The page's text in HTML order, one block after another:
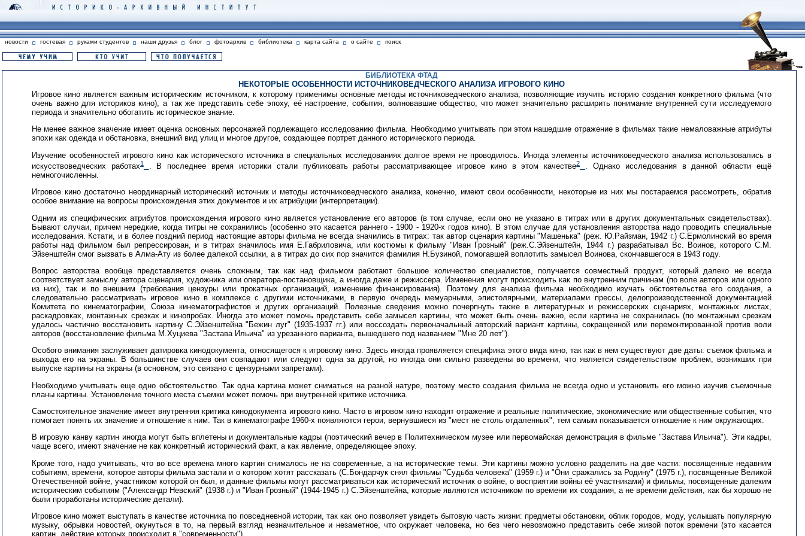
новости гостевая руками студентов наши друзья блог фотоархив библиотека карта сайта о сайте поиск
БИБЛИОТЕКА ФТАД
НЕКОТОРЫЕ ОСОБЕННОСТИ ИСТОЧНИКОВЕДЧЕСКОГО АНАЛИЗА ИГРОВОГО КИНО
Игровое кино является важным историческим источником, к которому применимы основные методы источниковедческого анализа, позволяющие изучить историю создания конкретного фильма (что
очень важно для историков кино), а так же представить себе эпоху, её настроение, события, волновавшие общество, что может значительно расширить понимание внутренней сути исследуемого
периода и значительно обогатить историческое знание.
Не менее важное значение имеет оценка основных персонажей подлежащего исследованию фильма. Необходимо учитывать при этом нашедшие отражение в фильмах такие немаловажные атрибуты
эпохи как одежда и обстановка, внешний вид улиц и многое другое, создающее портрет данного исторического периода.
Изучение особенностей игрового кино как исторического источника в специальных исследованиях долгое время не проводилось. Иногда элементы источниковедческого анализа использовались в
искусствоведческих работах1 . В последнее время историки стали публиковать работы рассматривающее игровое кино в этом качестве2
. Однако исследования в данной области ещё
немногочисленны.
Игровое кино достаточно неординарный исторический источник и методы источниковедческого анализа, конечно, имеют свои особенности, некоторые из них мы постараемся рассмотреть, обратив
особое внимание на вопросы происхождения этих документов и их атрибуции (интерпретации).
Одним из специфических атрибутов происхождения игрового кино является установление его авторов (в том случае, если оно не указано в титрах или в других документальных свидетельствах).
Бывают случаи, причем нередкие, когда титры не сохранились (особенно это касается раннего - 1900 - 1920-х годов кино). В этом случае для установления авторства надо проводить специальные
исследования. Кстати, и в более поздний период настоящие авторы фильма не всегда значились в титрах: так автор сценария картины "Машенька" (реж. Ю.Райзман, 1942 г.) С.Ермолинский во время
работы над фильмом был репрессирован, и в титрах значилось имя Е.Габриловича, или костюмы к фильму "Иван Грозный" (реж.С.Эйзенштейн, 1944 г.) разрабатывал Вс. Воинов, которого С.М.
Эйзенштейн смог вызвать в Алма-Ату из более далекой ссылки, а в титрах до сих пор значится фамилия Н.Бузиной, помогавшей воплотить замысел Воинова, скончавшегося в 1943 году.
Вопрос авторства вообще представляется очень сложным, так как над фильмом работают большое количество специалистов, получается совместный продукт, который далеко не всегда
соответствует замыслу автора сценария, художника или оператора-постановщика, а иногда даже и режиссера. Изменения могут происходить как по внутренним причинам (по воле авторов или одного
из них), так и по внешним (требования цензуры или прокатных организаций, изменение финансирования). Поэтому для анализа фильма необходимо изучать обстоятельства его создания, а
следовательно рассматривать игровое кино в комплексе с другими источниками, в первую очередь мемуарными, эпистолярными, материалами прессы, делопроизводственной документацией
Комитета по кинематографии, Союза кинематографистов и других организаций. Полезные сведения можно почерпнуть также в литературных и режиссерских сценариях, монтажных листах,
раскадровках, монтажных срезках и кинопробах. Иногда это может помочь представить себе замысел картины, что может быть очень важно, если картина не сохранилась (по монтажным срезкам
удалось частично восстановить картину С.Эйзенштейна "Бежин луг" (1935-1937 гг.) или воссоздать первоначальный авторский вариант картины, сокращенной или перемонтированной против воли
авторов (восстановление фильма М.Хуциева "Застава Ильича" из урезанного варианта, вышедшего под названием "Мне 20 лет").
Особого внимания заслуживает датировка кинодокумента, относящегося к игровому кино. Здесь иногда проявляется специфика этого вида кино, так как в нем существуют две даты: съемок фильма и
выхода его на экраны. В большинстве случаев они совпадают или следуют одна за другой, но иногда они сильно разведены во времени, что является свидетельством проблем, возникших при
выпуске картины на экраны (в основном, это связано с цензурными запретами).
Необходимо учитывать еще одно обстоятельство. Так одна картина может сниматься на разной натуре, поэтому место создания фильма не всегда одно и установить его можно изучив съемочные
планы картины. Установление точного места съемки может помочь при внутренней критике источника.
Самостоятельное значение имеет внутренняя критика кинодокумента игрового кино. Часто в игровом кино находят отражение и реальные политические, экономические или общественные события, что
помогает понять их значение и отношение к ним. Так в кинематографе 1960-х появляются герои, вернувшиеся из "мест не столь отдаленных", тем самым показывается отношение к ним окружающих.
В игровую канву картин иногда могут быть вплетены и документальные кадры (поэтический вечер в Политехническом музее или первомайская демонстрация в фильме "Застава Ильича"). Эти кадры,
чаще всего, имеют значение не как конкретный исторический факт, а как явление, определяющее эпоху.
Кроме того, надо учитывать, что во все времена много картин снималось не на современные, а на исторические темы. Эти картины можно условно разделить на две части: посвященные недавним
событиям, времени, которое авторы фильма застали и о котором хотят рассказать (С.Бондарчук снял фильмы "Судьба человека" (1959 г.) и "Они сражались за Родину" (1975 г.), посвященные Великой
Отечественной войне, участником которой он был, и данные фильмы могут рассматриваться как исторический источник о войне, о восприятии войны её участниками) и фильмы, посвященные далеким
историческим событиям ("Александр Невский" (1938 г.) и "Иван Грозный" (1944-1945 г.) С.Эйзенштейна, которые являются источником по времени их создания, а не времени действия, как бы хорошо не
были проработаны исторические детали).
Игровое кино может выступать в качестве источника по повседневной истории, так как оно позволяет увидеть бытовую часть жизни: предметы обстановки, облик городов, моду, услышать популярную
музыку, обрывки новостей, окунуться в то, на первый взгляд незначительное и незаметное, что окружает человека, но без чего невозможно представить себе живой поток времени (это касается
картин, действие которых происходит в "современности").